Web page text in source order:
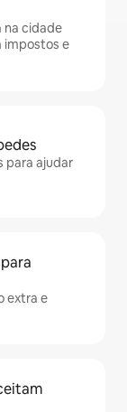
na cidade
impostos e
para ajudar
extra e